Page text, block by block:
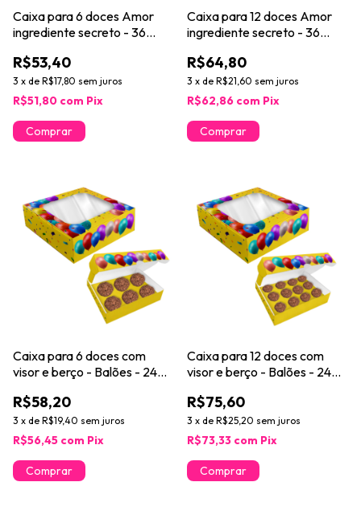
Caixa para 6 doces Amor
ingrediente secreto - 36
R$53,40
3 x de R$17,80 sem juros
R$51,80 com Pix
Caixa para 12 doces Amor
ingrediente secreto - 36
R$64,80
3 x de R$21,60 sem juros
R$62,86 com Pix
Caixa para 6 doces com
visor e berço - Balões - 24
R$58,20
3 x de R$19,40 sem juros
R$56,45 com Pix
Caixa para 12 doces com
visor e berço - Balões - 24
R$75,60
3 x de R$25,20 sem juros
R$73,33 com Pix